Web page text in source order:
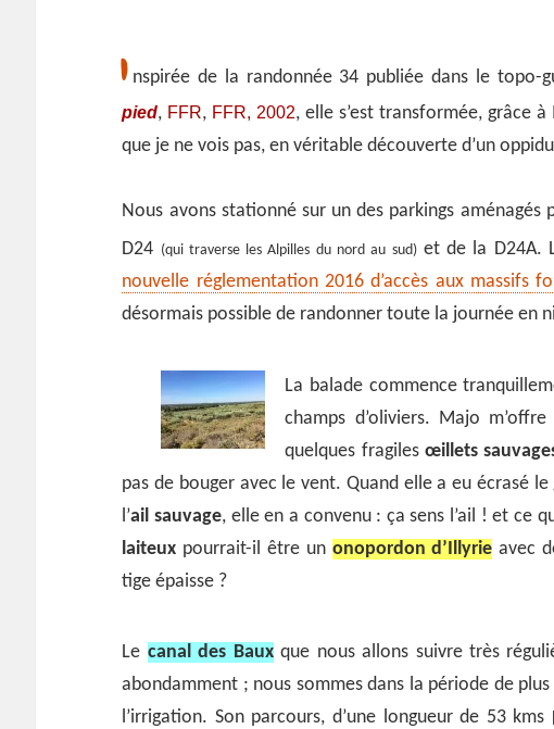
I nspirée de la randonnée 34 publiée dans le topo-
pied, FFR, FFR, 2002, elle s’est transformée, grâce
que je ne vois pas, en véritable découverte d’un
Nous avons stationné sur un des parkings aménagés
D24 (qui traverse les Alpilles du nord au sud)et de la D24A.
nouvelle réglementation 2016 d’accès aux massifs
désormais possible de randonner toute la journée en
La balade commence
champs d’oliviers. Majo
quelques fragiles œillets
pas de bouger avec le vent. Quand elle a eu écrasé
l’ail sauvage, elle en a convenu : ça sens l’ail ! et ce
laiteux pourrait-il être un onopordon d’Illyrie avec
tige épaisse ?
Le canal des Bauxque nous allons suivre très
abondamment ; nous sommes dans la période de
l’irrigation. Son parcours, d’une longueur de 53 kms